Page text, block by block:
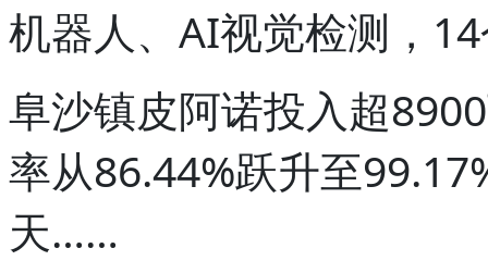
机器人、AI视觉检测，
阜沙镇皮阿诺投入超
率从86.44%跃升至
天……